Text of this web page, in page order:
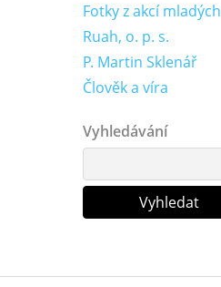
Fotky z akcí mladých
Ruah, o. p. s.
P. Martin Sklenář
Člověk a víra
Vyhledávání